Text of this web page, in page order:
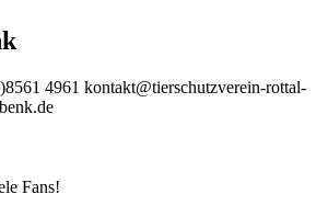
4961 kontakt@tierschutzverein-rottal-
Fans!